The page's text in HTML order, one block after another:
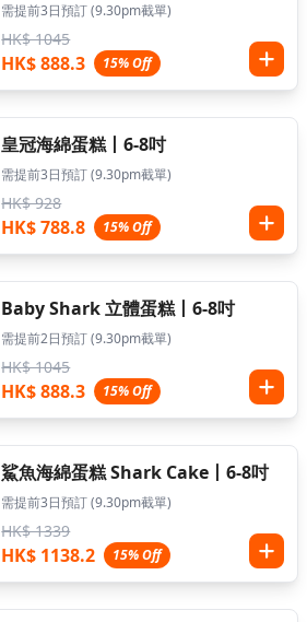
需提前3日預訂 (9.30pm截單)
HK$ 1045
HK$ 888.3 15% Off
皇冠海綿蛋糕丨6-8吋
需提前3日預訂 (9.30pm截單)
HK$ 928
HK$ 788.8 15% Off
Baby Shark 立體蛋糕丨6-8吋
需提前2日預訂 (9.30pm截單)
HK$ 1045
HK$ 888.3 15% Off
鯊魚海綿蛋糕 Shark Cake丨6-8吋
需提前3日預訂 (9.30pm截單)
HK$ 1339
HK$ 1138.2 15% Off